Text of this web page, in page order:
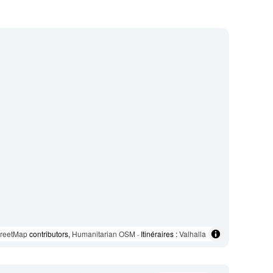
contributors, Humanitarian OSM · Itinéraires :Valhalla